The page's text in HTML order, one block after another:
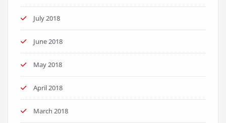
July 2018
June 2018
May 2018
April 2018
March 2018